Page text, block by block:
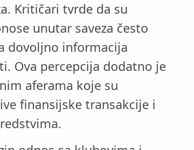
Kritičari tvrde da su
unutar saveza često
dovoljno informacija
Ova percepcija dodatno je
aferama koje su
finansijske transakcije i